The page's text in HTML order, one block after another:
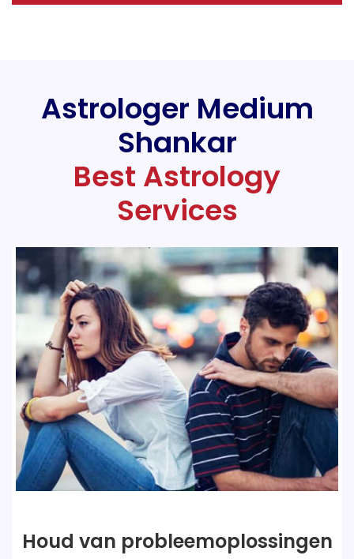
Astrologer Medium
Shankar
Best Astrology
Services
Huwelijksoplossingen